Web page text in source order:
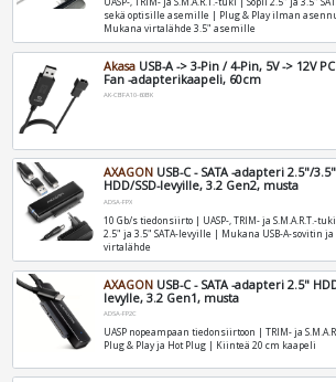
sekä optisille asemille | Plug & Play ilman
Mukana virtalähde 3.5" asemille
Akasa USB-A -> 3-Pin / 4-Pin, 5V -> 12V PC
Fan -adapterikaapeli, 60cm
AK-CBFA10-60BK
AXAGON USB-C - SATA -adapteri 2.5"/3.5"
HDD/SSD-levyille, 3.2 Gen2, musta
ADSA-FPX
10 Gb/s tiedonsiirto | UASP-, TRIM- ja S.M.A.R.T.-
2.5" ja 3.5" SATA-levyille | Mukana USB-A-sovitin ja
virtalähde
AXAGON USB-C - SATA -adapteri 2.5"
levylle, 3.2 Gen1, musta
ADSA-FP2C
UASP nopeampaan tiedonsiirtoon | TRIM- ja
Plug & Play ja Hot Plug | Kiinteä 20 cm kaapeli